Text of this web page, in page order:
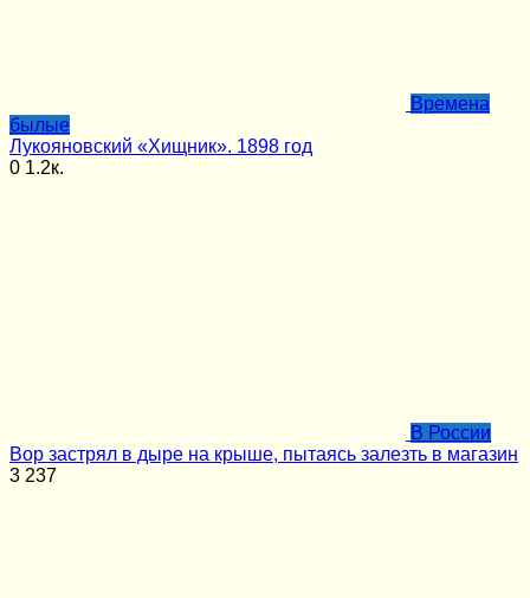
Времена
былые
Лукояновский «Хищник». 1898 год
0 1.2к.
В России
Вор застрял в дыре на крыше, пытаясь залезть в магазин
3 237